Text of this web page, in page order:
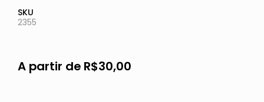
SKU
2355
A partir de R$30,00